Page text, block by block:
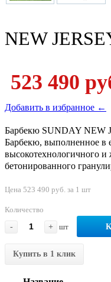
NEW
523 490
Добавить в избранное ←
Барбекю SUNDAY NEW
Барбекю, выполненное в
высокотехнологичного и
бетонированного
Цена 523 490 руб. за 1 шт
Количество
-
+ шт
Купить в 1 клик